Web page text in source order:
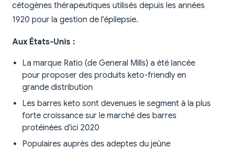
cétogènes thérapeutiques utilisés depuis les années
1920 pour la gestion de l'épilepsie.
Aux États-Unis :
La marque Ratio (de General Mills) a été lancée
pour proposer des produits keto-friendly en
grande distribution
Les barres keto sont devenues le segment à la plus
forte croissance sur le marché des barres
protéinées d'ici 2020
Populaires auprès des adeptes du jeûne